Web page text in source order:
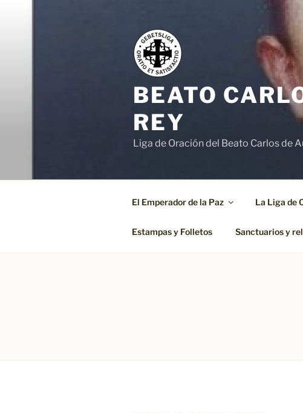
BEATO
REY
Liga de Oración del Beato Carlos de
El Emperador de la Paz La Liga de
Estampas y Folletos Sanctuarios y